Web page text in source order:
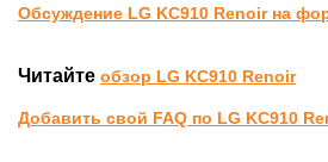
Обсуждение LG KC910 Renoir на
Читайте обзор LG KC910 Renoir
Добавить свой FAQ по LG KC910